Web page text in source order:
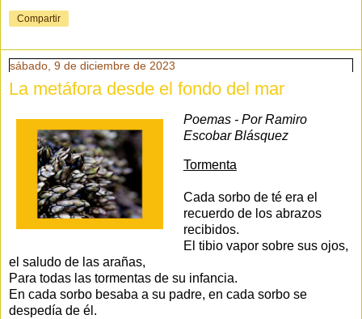
Compartir
sábado, 9 de diciembre de 2023
La metáfora desde el fondo del mar
Poemas - Por Ramiro
Escobar Blásquez
Tormenta
Cada sorbo de té era el
recuerdo de los abrazos
recibidos.
El tibio vapor sobre sus ojos,
el saludo de las arañas,
Para todas las tormentas de su infancia.
En cada sorbo besaba a su padre, en cada sorbo se
despedía de él.